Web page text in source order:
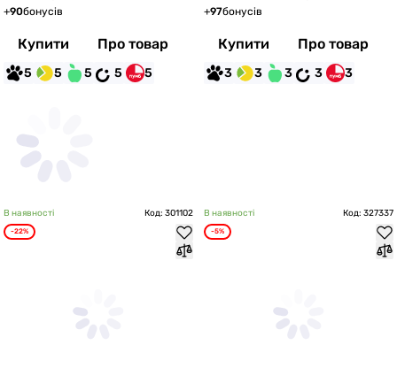
+90бонусів
Купити Про товар
5 5 5 5 5
+97бонусів
Купити Про товар
3 3 3 3 3
В наявності Код: 301102
-22%
В наявності Код: 327337
-5%